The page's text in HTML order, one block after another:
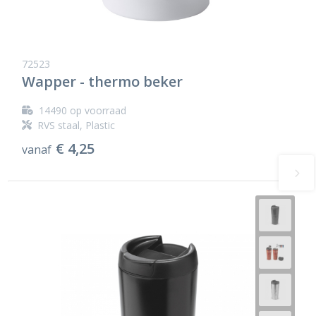
72523
Wapper - thermo beker
14490 op voorraad
RVS staal, Plastic
vanaf € 4,25